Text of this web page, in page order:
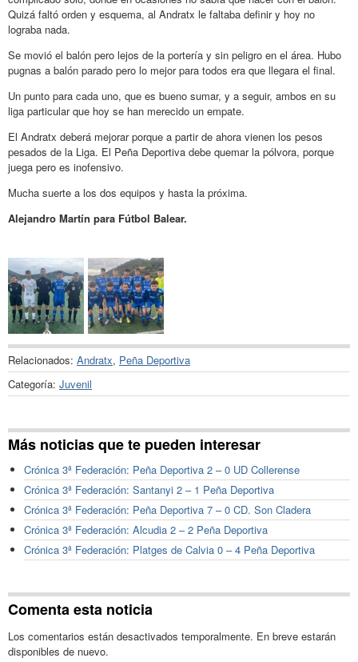
Quizá faltó orden y esquema, al Andratx le faltaba definir y hoy no
lograba nada.
Se movió el balón pero lejos de la portería y sin peligro en el área. Hubo
pugnas a balón parado pero lo mejor para todos era que llegara el final.
Un punto para cada uno, que es bueno sumar, y a seguir, ambos en su
liga particular que hoy se han merecido un empate.
El Andratx deberá mejorar porque a partir de ahora vienen los pesos
pesados de la Liga. El Peña Deportiva debe quemar la pólvora, porque
juega pero es inofensivo.
Mucha suerte a los dos equipos y hasta la próxima.
Alejandro Martín para Fútbol Balear.
Relacionados: Andratx, Peña Deportiva
Categoría: Juvenil
Más noticias que te pueden interesar
Crónica 3ª Federación: Peña Deportiva 2 – 0 UD Collerense
Crónica 3ª Federación: Santanyi 2 – 1 Peña Deportiva
Crónica 3ª Federación: Peña Deportiva 7 – 0 CD. Son Cladera
Crónica 3ª Federación: Alcudia 2 – 2 Peña Deportiva
Crónica 3ª Federación: Platges de Calvia 0 – 4 Peña Deportiva
Comenta esta noticia
Los comentarios están desactivados temporalmente. En breve estarán
disponibles de nuevo.